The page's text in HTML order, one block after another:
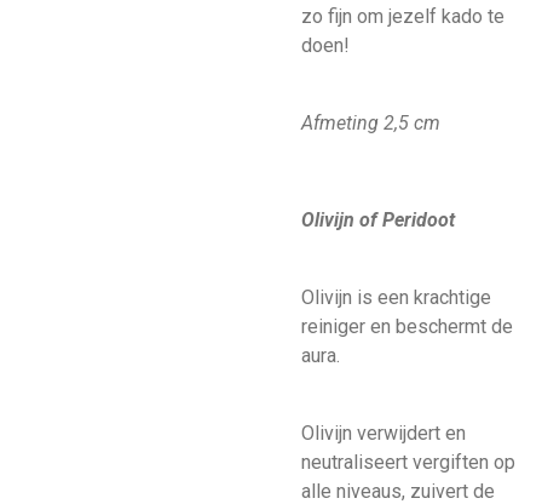
zo fijn om jezelf kado te
doen!
Afmeting 2,5 cm
Olivijn of Peridoot
Olivijn is een krachtige
reiniger en beschermt de
aura.
Olivijn verwijdert en
neutraliseert vergiften op
alle niveaus, zuivert de